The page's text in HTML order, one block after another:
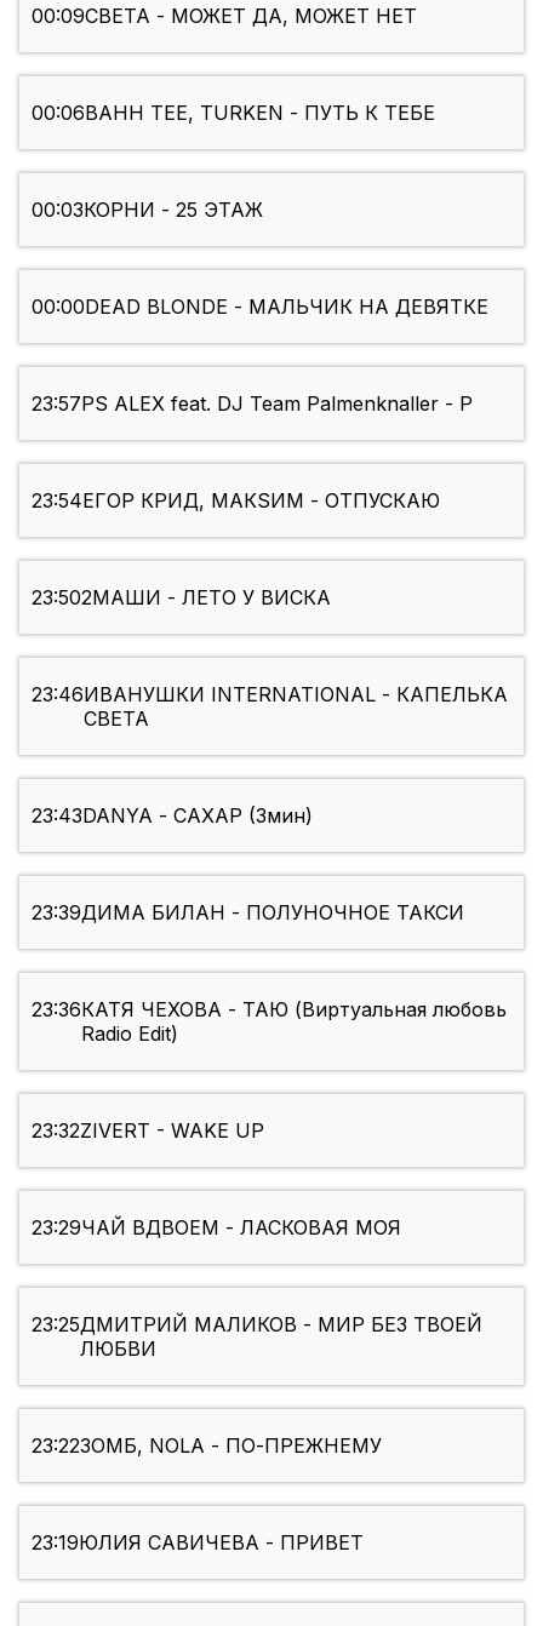
00:09СВЕТА - МОЖЕТ ДА, МОЖЕТ НЕТ
00:06BAHH TEE, TURKEN - ПУТЬ К ТЕБЕ
00:03КОРНИ - 25 ЭТАЖ
00:00DEAD BLONDE - МАЛЬЧИК НА ДЕВЯТКЕ
23:57PS ALEX feat. DJ Team Palmenknaller - P
23:54ЕГОР КРИД, МАКSИМ - ОТПУСКАЮ
23:502МАШИ - ЛЕТО У ВИСКА
23:46ИВАНУШКИ INTERNATIONAL - КАПЕЛЬКА
СВЕТА
23:43DANYA - САХАР (3мин)
23:39ДИМА БИЛАН - ПОЛУНОЧНОЕ ТАКСИ
23:36КАТЯ ЧЕХОВА - ТАЮ (Виртуальная любовь
Radio Edit)
23:32ZIVERT - WAKE UP
23:29ЧАЙ ВДВОЕМ - ЛАСКОВАЯ МОЯ
23:25ДМИТРИЙ МАЛИКОВ - МИР БЕЗ ТВОЕЙ
ЛЮБВИ
23:22ЗОМБ, NOLA - ПО-ПРЕЖНЕМУ
23:19ЮЛИЯ САВИЧЕВА - ПРИВЕТ